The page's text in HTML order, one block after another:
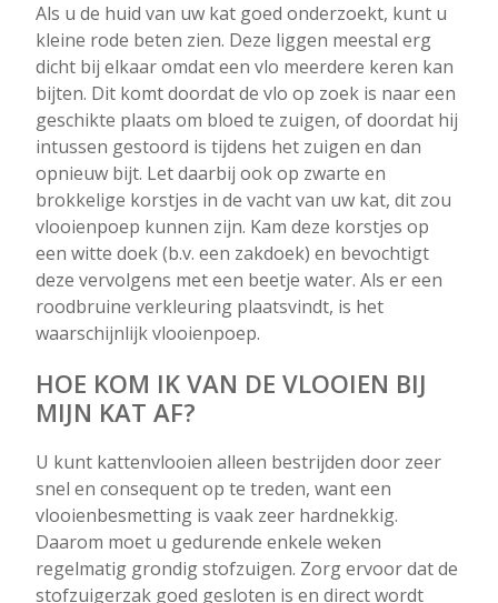
Als u de huid van uw kat goed onderzoekt, kunt u
kleine rode beten zien. Deze liggen meestal erg
dicht bij elkaar omdat een vlo meerdere keren kan
bijten. Dit komt doordat de vlo op zoek is naar een
geschikte plaats om bloed te zuigen, of doordat hij
intussen gestoord is tijdens het zuigen en dan
opnieuw bijt. Let daarbij ook op zwarte en
brokkelige korstjes in de vacht van uw kat, dit zou
vlooienpoep kunnen zijn. Kam deze korstjes op
een witte doek (b.v. een zakdoek) en bevochtigt
deze vervolgens met een beetje water. Als er een
roodbruine verkleuring plaatsvindt, is het
waarschijnlijk vlooienpoep.
HOE KOM IK VAN DE VLOOIEN BIJ
MIJN KAT AF?
U kunt kattenvlooien alleen bestrijden door zeer
snel en consequent op te treden, want een
vlooienbesmetting is vaak zeer hardnekkig.
Daarom moet u gedurende enkele weken
regelmatig grondig stofzuigen. Zorg ervoor dat de
stofzuigerzak goed gesloten is en direct wordt